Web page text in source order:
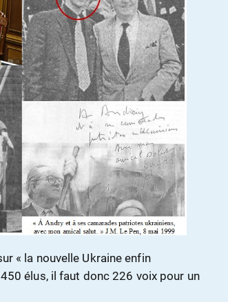
« la nouvelle Ukraine enfin
élus, il faut donc 226 voix pour un